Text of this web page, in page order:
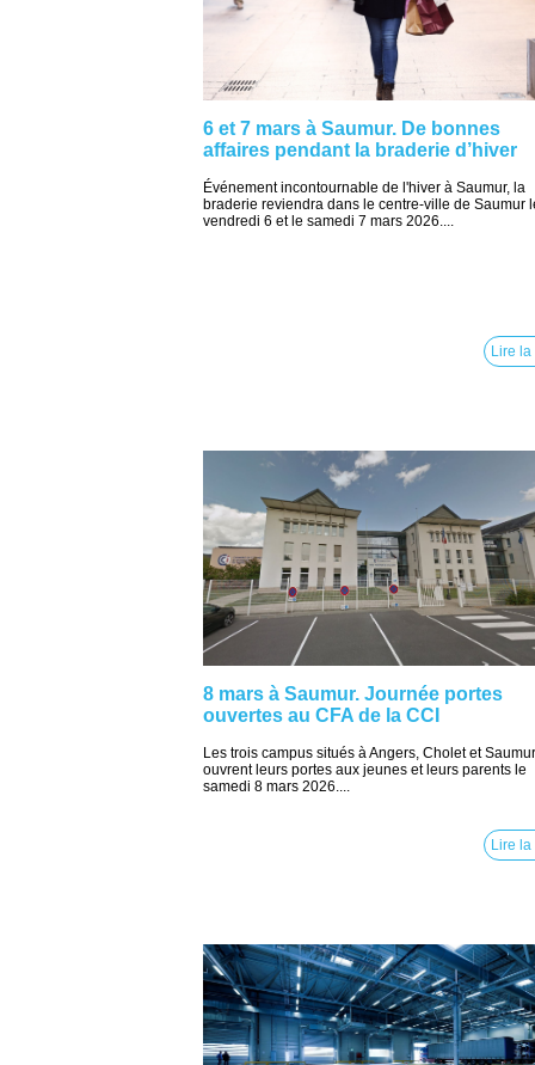
6 et 7 mars à Saumur. De bonnes
affaires pendant la braderie d’hiver
Événement incontournable de l'hiver à Saumur, la
braderie reviendra dans le centre-ville de Saumur
vendredi 6 et le samedi 7 mars 2026....
Lire la
8 mars à Saumur. Journée portes
ouvertes au CFA de la CCI
Les trois campus situés à Angers, Cholet et Saumur
ouvrent leurs portes aux jeunes et leurs parents le
samedi 8 mars 2026....
Lire la